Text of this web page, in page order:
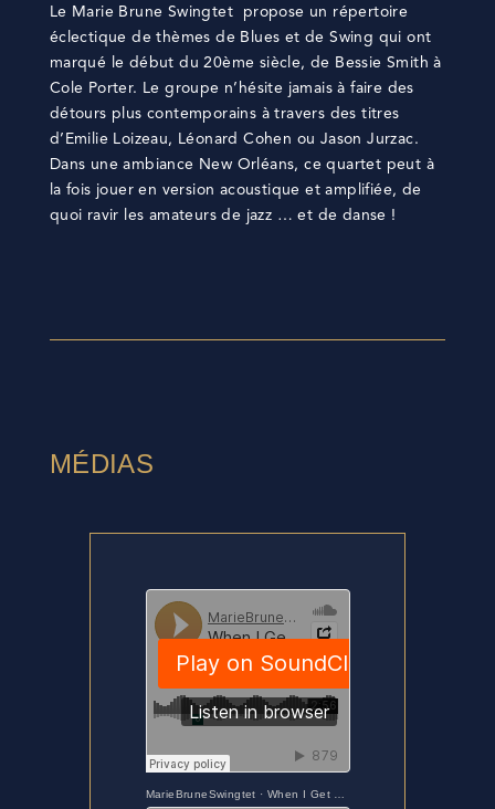
Le Marie Brune Swingtet propose un répertoire
éclectique de thèmes de Blues et de Swing qui ont
marqué le début du 20ème siècle, de Bessie Smith à
Cole Porter. Le groupe n’hésite jamais à faire des
détours plus contemporains à travers des titres
d’Emilie Loizeau, Léonard Cohen ou Jason Jurzac.
Dans une ambiance New Orléans, ce quartet peut à
la fois jouer en version acoustique et amplifiée, de
quoi ravir les amateurs de jazz … et de danse !
MÉDIAS
MarieBruneSwingtet ·When I Get Low I Get High